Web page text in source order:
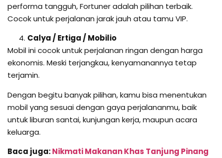
performa tangguh, Fortuner adalah pilihan terbaik.
Cocok untuk perjalanan jarak jauh atau tamu VIP.
Calya / Ertiga / Mobilio
Mobil ini cocok untuk perjalanan ringan dengan harga
ekonomis. Meski terjangkau, kenyamanannya tetap
terjamin.
Dengan begitu banyak pilihan, kamu bisa menentukan
mobil yang sesuai dengan gaya perjalananmu, baik
untuk liburan santai, kunjungan kerja, maupun acara
keluarga.
Baca juga:Nikmati Makanan Khas Tanjung Pinang